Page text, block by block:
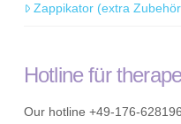
Zappikator (extra
Hotline für
Our hotline +49-176-